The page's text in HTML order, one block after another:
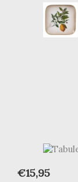
€15,95